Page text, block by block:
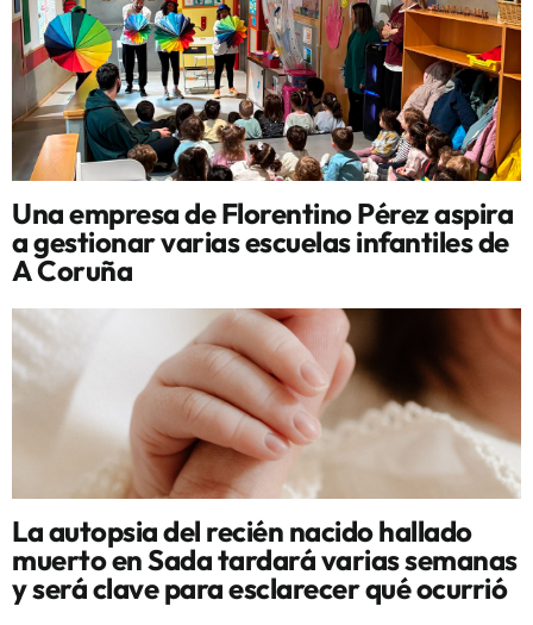
Una empresa de Florentino Pérez aspira
a gestionar varias escuelas infantiles de
A Coruña
La autopsia del recién nacido hallado
muerto en Sada tardará varias semanas
y será clave para esclarecer qué ocurrió